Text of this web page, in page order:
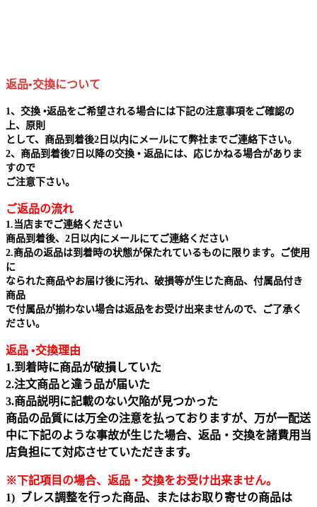
返品•交換について
1、交換 •返品をご希望される場合には下記の注意事項をご確認の
上、原則
として、商品到着後2日以内にメールにて弊社までご連絡下さい。
2、商品到着後7日以降の交換 • 返品には、応じかねる場合がありま
すので
ご注意下さい。
ご返品の流れ
1.当店までご連絡ください
商品到着後、2日以内にメールにてご連絡ください
2.商品の返品は到着時の状態が保たれているものに限ります。ご使用
に
なられた商品やお届け後に汚れ、破損等が生じた商品、付属品付き
商品
で付属品が揃わない場合は返品をお受け出来ませんので、ご了承く
ださい。
返品 •交換理由
1.到着時に商品が破損していた
2.注文商品と違う品が届いた
3.商品説明に記載のない欠陥が見つかった
商品の品質には万全の注意を払っておりますが、万が一配送
中に下記のような事故が生じた場合、返品・交換を諸費用当
店負担にて対応させていただきます。
※下記項目の場合、返品・交換をお受け出来ません｡
1) ブレス調整を行った商品、またはお取り寄せの商品は